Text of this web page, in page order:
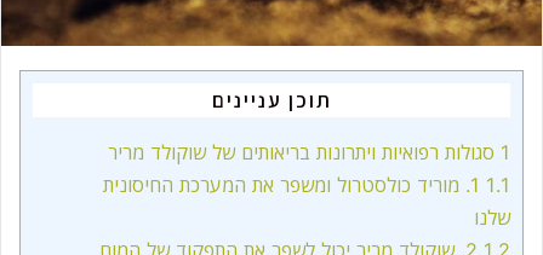
תוכן עניינים
1 סגולות רפואיות ויתרונות בריאותים של שוקולד מריר
1.1
1. מוריד כולסטרול ומשפר את המערכת החיסונית
שלנו
1.2